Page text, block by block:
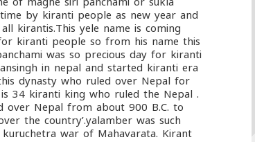
by kiranti people as new year and
kirantis.This yele name is coming
kiranti people so from his name this
was so precious day for kiranti
in nepal and started kiranti era
dynasty who ruled over Nepal for
34 kiranti king who ruled the Nepal .
over Nepal from about 900 B.C. to
the country’.yalamber was such
war of Mahavarata. Kirant